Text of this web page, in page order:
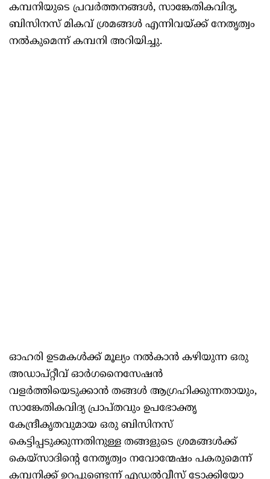
കമ്പനിയുടെ പ്രവർത്തനങ്ങൾ, സാങ്കേതികവിദ്യ,
ബിസിനസ് മികവ് ശ്രമങ്ങൾ എന്നിവയ്ക്ക് നേതൃത്വം
നൽകുമെന്ന് കമ്പനി അറിയിച്ചു.
ഓഹരി ഉടമകൾക്ക് മൂല്യം നൽകാൻ കഴിയുന്ന ഒരു
അഡാപ്റ്റീവ് ഓർഗനൈസേഷൻ
വളർത്തിയെടുക്കാൻ തങ്ങൾ ആഗ്രഹിക്കുന്നതായും,
സാങ്കേതികവിദ്യ പ്രാപ്‌തവും ഉപഭോക്തൃ
കേന്ദ്രീകൃതവുമായ ഒരു ബിസിനസ്
കെട്ടിപ്പടുക്കുന്നതിനുള്ള തങ്ങളുടെ ശ്രമങ്ങൾക്ക്
കെയ്‌സാദിന്റെ നേതൃത്വം നവോന്മേഷം പകരുമെന്ന്
കമ്പനിക്ക് ഉറപ്പുണ്ടെന്ന് എഡൽവീസ് ടോക്കിയോ